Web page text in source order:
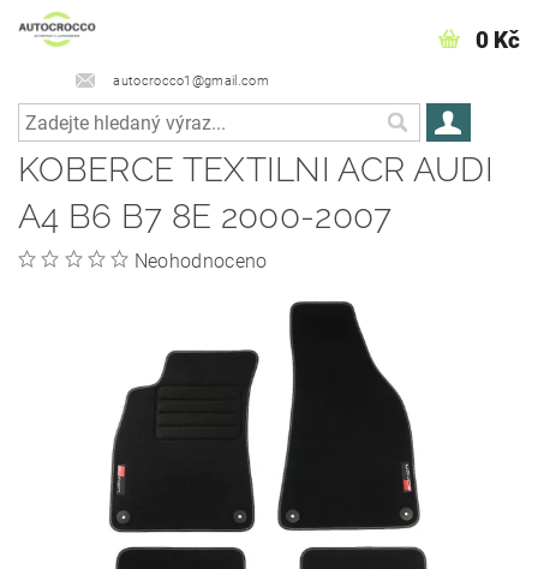
autocrocco1@gmail.com
0 Kč
KOBERCE TEXTILNI ACR AUDI
A4 B6 B7 8E 2000-2007
Neohodnoceno